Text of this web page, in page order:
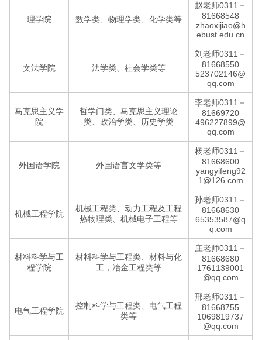
理学院 数学类、物理学类、化学类等
赵老师0311－
81668548
zhaoxijiao@h
ebust.edu.cn
文法学院 法学类、社会学类等
刘老师0311－
81668550
523702146@
qq.com
马克思主义学
院
哲学门类、马克思主义理论
类、政治学类、历史学类
李老师0311－
81669720
496227899@
qq.com
外国语学院 外国语言文学类等
杨老师0311－
81668600
yangyifeng92
1@126.com
机械工程学院
机械工程类、动力工程及工程
热物理类、机械电子工程等
孙老师0311－
81668630
65353587@q
q.com
材料科学与工
程学院
材料科学与工程类、材料与化
工，冶金工程类等
庄老师0311－
81668680
1761139001
@qq.com
电气工程学院
控制科学与工程类、电气工程
类等
邢老师0311－
81668755
1069819737
@qq.com